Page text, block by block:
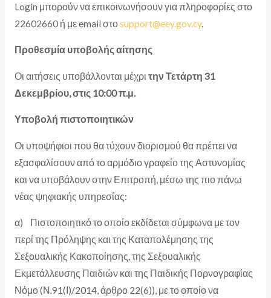
Login μπορούν να επικοινωνήσουν για πληροφορίες στο
22602660 ή με email στοsupport@eey.gov.cy.
Προθεσμία υποβολής αίτησης
Οι αιτήσεις υποβάλλονται μέχρι την Τετάρτη 31
Δεκεμβρίου, στις 10:00 π.μ.
Υποβολή πιστοποιητικών
Οι υποψήφιοι που θα τύχουν διορισμού θα πρέπει να
εξασφαλίσουν από το αρμόδιο γραφείο της Αστυνομίας
και να υποβάλουν στην Επιτροπή, μέσω της πιο πάνω
νέας ψηφιακής υπηρεσίας:
α) Πιστοποιητικό το οποίο εκδίδεται σύμφωνα με τον
περί της Πρόληψης και της Καταπολέμησης της
Σεξουαλικής Κακοποίησης, της Σεξουαλικής
Εκμετάλλευσης Παιδιών και της Παιδικής Πορνογραφίας
Νόμο (Ν.91(Ι)/2014, άρθρο 22(6)), με το οποίο να